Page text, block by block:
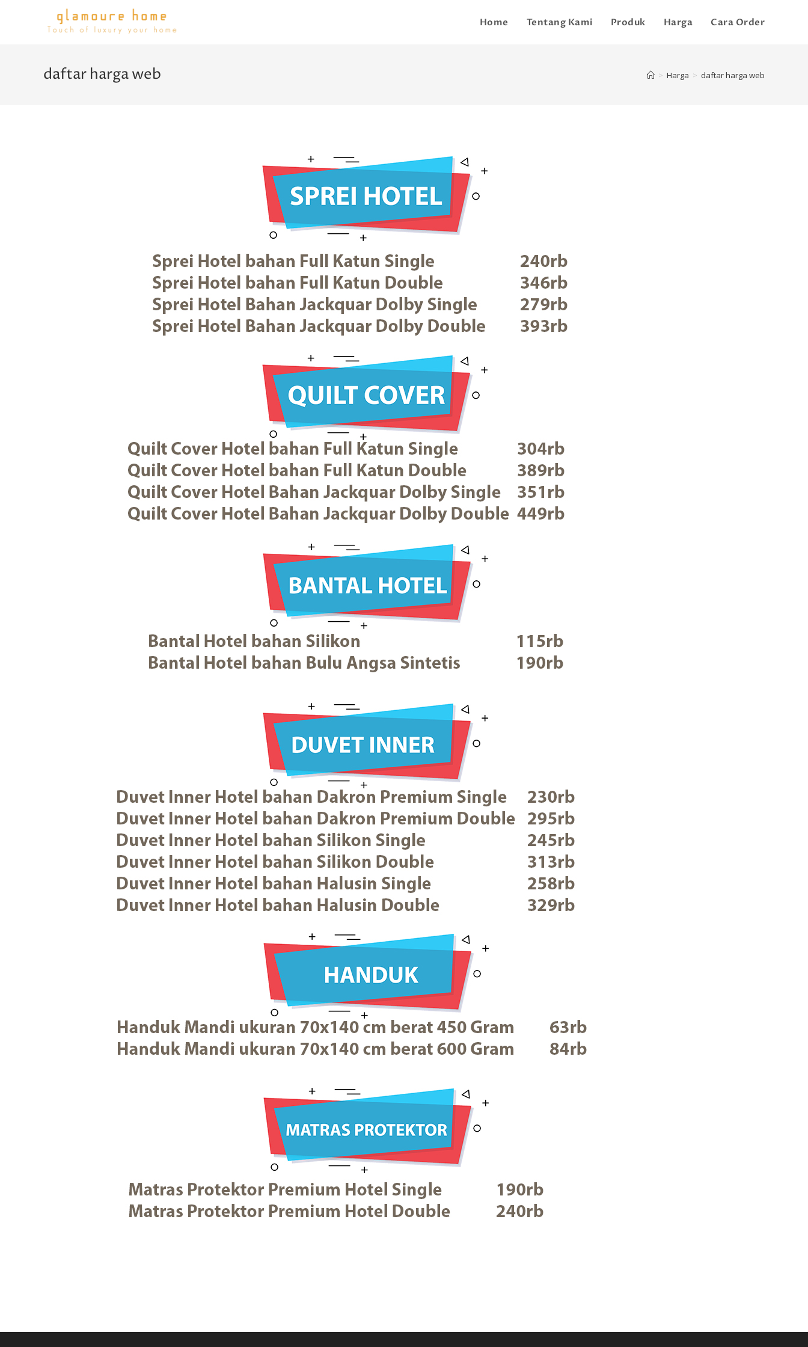
Home Tentang Kami Produk Harga Cara Order
daftar harga web > Harga > daftar harga web